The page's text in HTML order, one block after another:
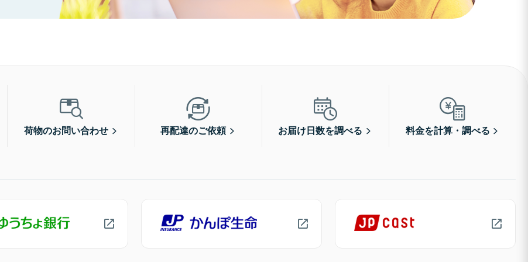
荷物のお問い合わせ 再配達のご依頼 お届け日数を調べる 料金を計算・調べる